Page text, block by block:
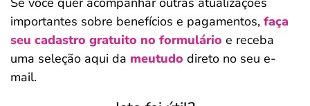
importantes sobre benefícios e pagamentos, faça
seu cadastro gratuito no formulário e receba
uma seleção aqui da meutudo direto no seu e-
mail.